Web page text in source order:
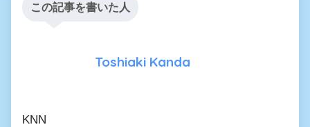
この記事を書いた人
Toshiaki Kanda
KNN